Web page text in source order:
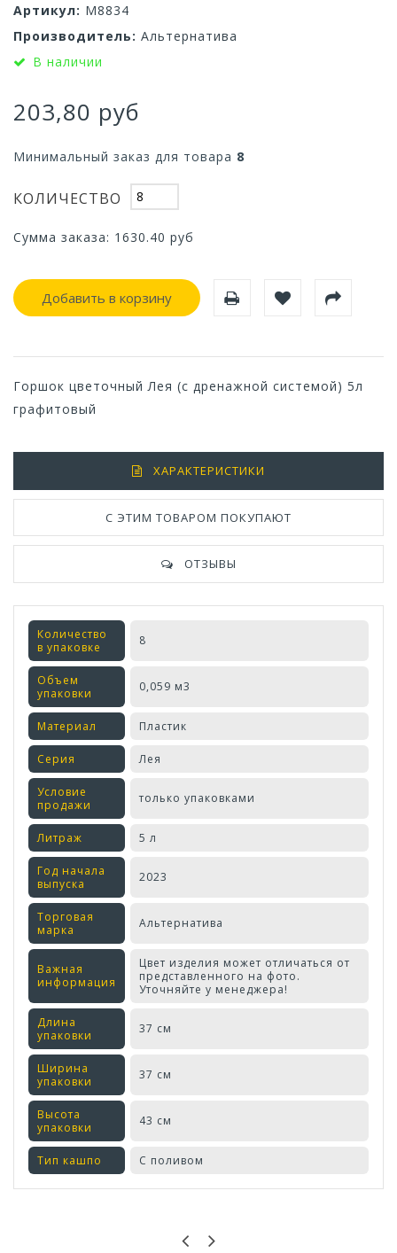
Артикул: М8834
Производитель: Альтернатива
В наличии
203,80 руб
Минимальный заказ для товара 8
КОЛИЧЕСТВО
Сумма заказа: 1630.40 руб
Добавить в корзину
Горшок цветочный Лея (с дренажной системой) 5л
графитовый
ХАРАКТЕРИСТИКИ
С ЭТИМ ТОВАРОМ ПОКУПАЮТ
ОТЗЫВЫ
Количество
в упаковке
8
Объем
упаковки
0,059 м3
Материал Пластик
Серия Лея
Условие
продажи
только упаковками
Литраж 5 л
Год начала
выпуска
2023
Торговая
марка
Альтернатива
Важная
информация
Цвет изделия может отличаться от
представленного на фото.
Уточняйте у менеджера!
Длина
упаковки
37 см
Ширина
упаковки
37 см
Высота
упаковки
43 см
Тип кашпо С поливом